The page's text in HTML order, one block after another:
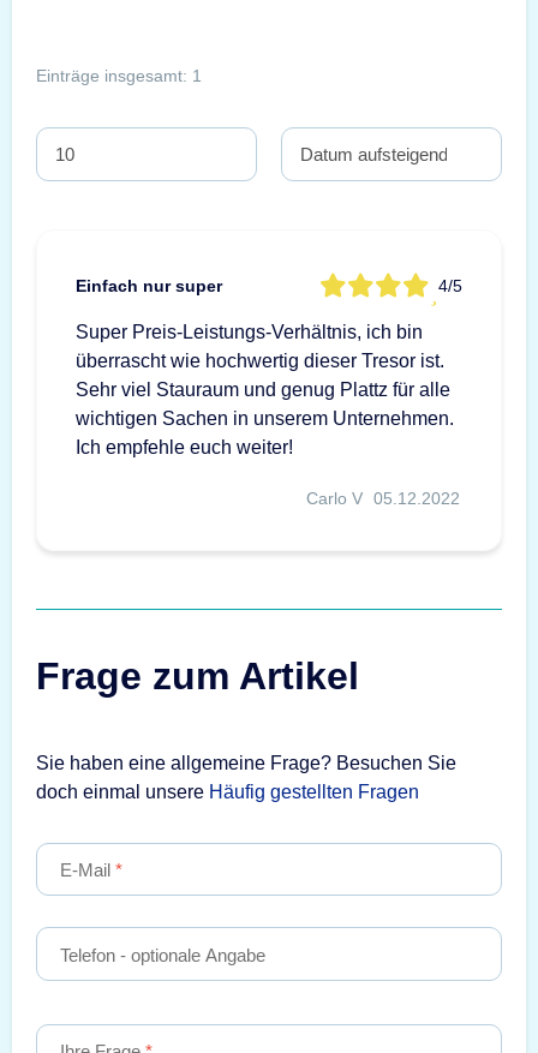
Einträge insgesamt: 1
Einfach nur super 4/5
Super Preis-Leistungs-Verhältnis, ich bin
überrascht wie hochwertig dieser Tresor ist.
Sehr viel Stauraum und genug Plattz für alle
wichtigen Sachen in unserem Unternehmen.
Ich empfehle euch weiter!
Carlo V 05.12.2022
Frage zum Artikel
Sie haben eine allgemeine Frage? Besuchen Sie
doch einmal unsere Häufig gestellten Fragen
E-Mail
Telefon - optionale Angabe